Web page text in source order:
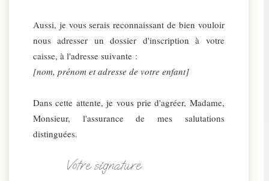
Aussi, je vous serais reconnaissant de bien vouloir
nous adresser un dossier d'inscription à votre
caisse, à l'adresse suivante :
[nom, prénom et adresse de votre enfant]
Dans cette attente, je vous prie d'agréer, Madame,
Monsieur, l'assurance de mes salutations
distinguées.
Votre signature